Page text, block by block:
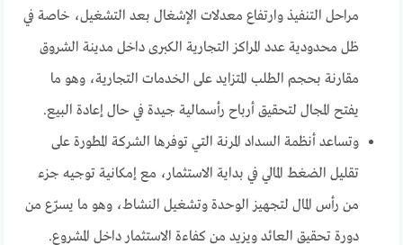
مراحل التنفيذ وارتفاع معدلات الإشغال بعد التشغيل، خاصة في
ظل محدودية عدد المراكز التجارية الكبرى داخل مدينة الشروق
مقارنة بحجم الطلب المتزايد على الخدمات التجارية، وهو ما
يفتح المجال لتحقيق أرباح رأسمالية جيدة في حال إعادة البيع.
وتساعد أنظمة السداد المرنة التي توفرها الشركة المطورة على
تقليل الضغط المالي في بداية الاستثمار، مع إمكانية توجيه جزء
من رأس المال لتجهيز الوحدة وتشغيل النشاط، وهو ما يسرّع من
دورة تحقيق العائد ويزيد من كفاءة الاستثمار داخل المشروع.